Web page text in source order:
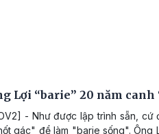
Lợi “barie” 20 năm canh
- Như được lập trình sẵn,
gác" để làm "barie sống". Ông